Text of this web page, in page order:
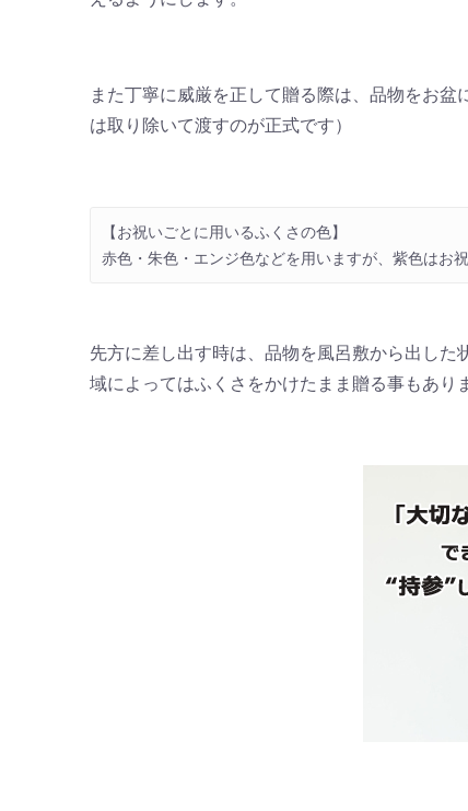
また丁寧に威厳を正して贈る際は、品物をお
は取り除いて渡すのが正式です）
【お祝いごとに用いるふくさの色】
赤色・朱色・エンジ色などを用いますが、紫色はお
先方に差し出す時は、品物を風呂敷から出し
域によってはふくさをかけたまま贈る事もあり